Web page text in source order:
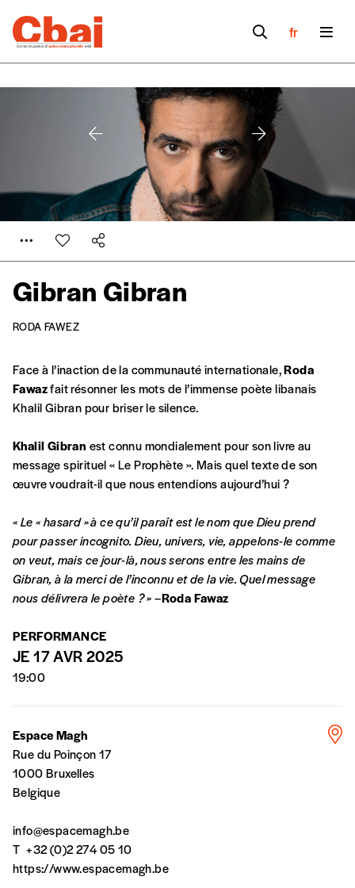
fr
Gibran Gibran
RODA FAWEZSe connecter
CONNEXION
Créer un
compte
Formulaire de
commande
A partir de 2021,Imag, le magazine de
l’interculturel,vous est proposé à
par l’acheteur d’un bien ou d’un service, qui
peut être une manière pour lui de payer le prix
qu’il estime juste. Dans l’objectif de rendre nos
d’affirmer notre attachement aux valeurs de
solidarité, nous vous proposons d’estimer
vous-mêmes le coût de notre publication.
Cette valeur peut donc être inférieure, égale
ou supérieure au prix indicatif. De cette
de rédaction selon vos moyens et vos
motivations.
En pratique
cours ou vous commandez au numéro.
Vous indiquez si vous souhaitez recevoir la
compte
la commande renseigné dans le mail de
Face à l’inaction de la communauté internationale,Roda
Fawazfait résonner les mots de l’immense poète libanais
Khalil Gibran pour briser le silence.
Khalil Gibran est connu mondialement pour son livre au
message spirituel « Le Prophète ». Mais quel texte de son
œuvre voudrait-il que nous entendions aujourd’hui ?
« Le « hasard » à ce qu’il paraît est le nom que Dieu prend
pour passer incognito. Dieu, univers, vie, appelons-le comme
on veut, mais ce jour-là, nous serons entre les mains de
Gibran, à la merci de l’inconnu et de la vie. Quel message
nous délivrera le poète ?»–Roda Fawaz
PERFORMANCE
JE 17 AVR 2025
19:00
Espace Magh
Rue du Poinçon 17
1000 Bruxelles
Belgique
info@espacemagh.be
T +32 (0)2 274 05 10
https://www.espacemagh.be